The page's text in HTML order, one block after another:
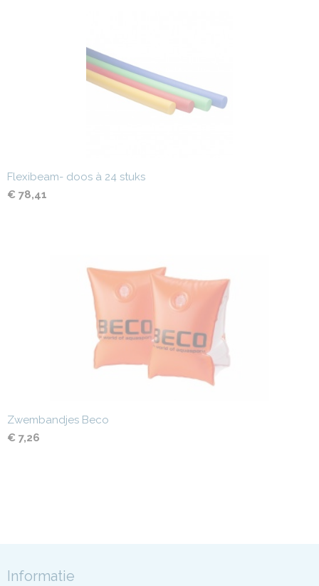
Flexibeam- doos à 24 stuks
€ 78,41
Zwembandjes Beco
€ 7,26
Informatie